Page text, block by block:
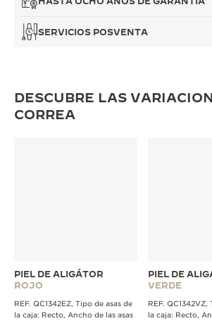
VER TODOS LOS EVENTOS
SERVICIOS POSVENTA
DESCUBRE LAS
CORREA
PIEL DE ALIGÁTOR
ROJO
REF. QC1342EZ, Tipo de asas de
la caja: Recto, Ancho de las asas
PIEL DE
VERDE
REF. QC1342VZ,
la caja: Recto,